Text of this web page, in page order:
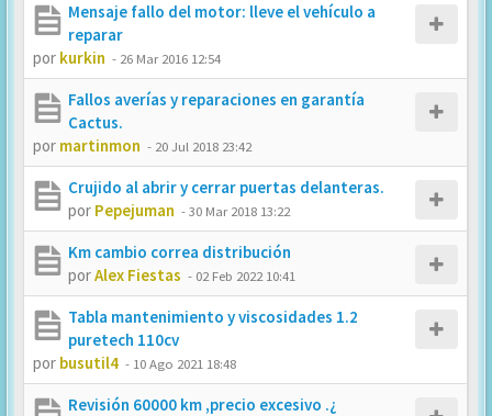
Mensaje fallo del motor: lleve el vehículo a
reparar
por kurkin - 26 Mar 2016 12:54
Fallos averías y reparaciones en garantía
Cactus.
por martinmon - 20 Jul 2018 23:42
Crujido al abrir y cerrar puertas delanteras.
por Pepejuman -30 Mar 2018 13:22
Km cambio correa distribución
porAlex Fiestas - 02 Feb 2022 10:41
Tabla mantenimiento y viscosidades 1.2
puretech 110cv
por busutil4 - 10 Ago 2021 18:48
Revisión 60000 km ,precio excesivo .¿